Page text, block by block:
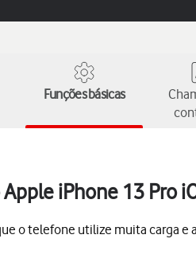
Funções básicas
iPhone 13 Pro
o telefone utilize muita carga e